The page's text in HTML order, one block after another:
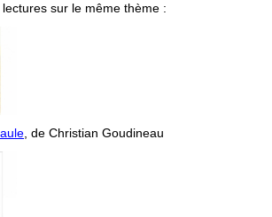
sur le même thème :
, de Christian Goudineau